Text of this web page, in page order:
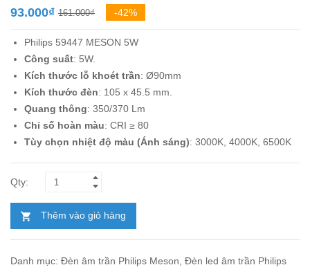
161.000₫Giá
là:
161.000₫.
93.000₫
Giá
tại
là:
93.000₫.
-42%
Philips 59447 MESON 5W
Công suất: 5W.
Kích thước lỗ khoét trần: Ø90mm
Kích thước đèn: 105 x 45.5 mm.
Quang thông: 350/370 Lm
Chỉ số hoàn màu: CRI ≥ 80
Tùy chọn nhiệt độ màu (Ánh sáng): 3000K, 4000K, 6500K
Thêm vào giỏ hàng
Danh mục: Đèn âm trần Philips Meson Đèn led âm trần Philips